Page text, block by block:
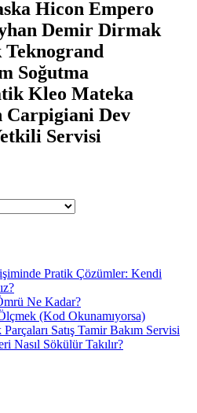
Hicon Empero
Demir Dirmak
Soğutma
Kleo Mateka
Carpigiani Dev
Servisi
Pratik Çözümler: Kendi
Ne Kadar?
(Kod Okunamıyorsa)
Satış Tamir Bakım Servisi
Nasıl Sökülür Takılır?